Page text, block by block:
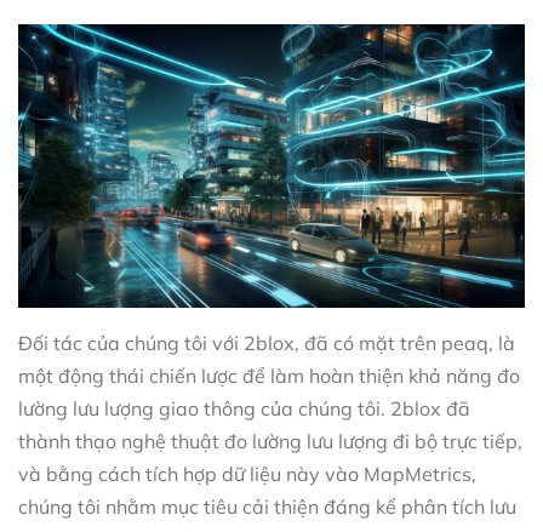
Đối tác của chúng tôi với 2blox, đã có mặt trên peaq, là
một động thái chiến lược để làm hoàn thiện khả năng đo
lường lưu lượng giao thông của chúng tôi. 2blox đã
thành thạo nghệ thuật đo lường lưu lượng đi bộ trực tiếp,
và bằng cách tích hợp dữ liệu này vào MapMetrics,
chúng tôi nhằm mục tiêu cải thiện đáng kể phân tích lưu